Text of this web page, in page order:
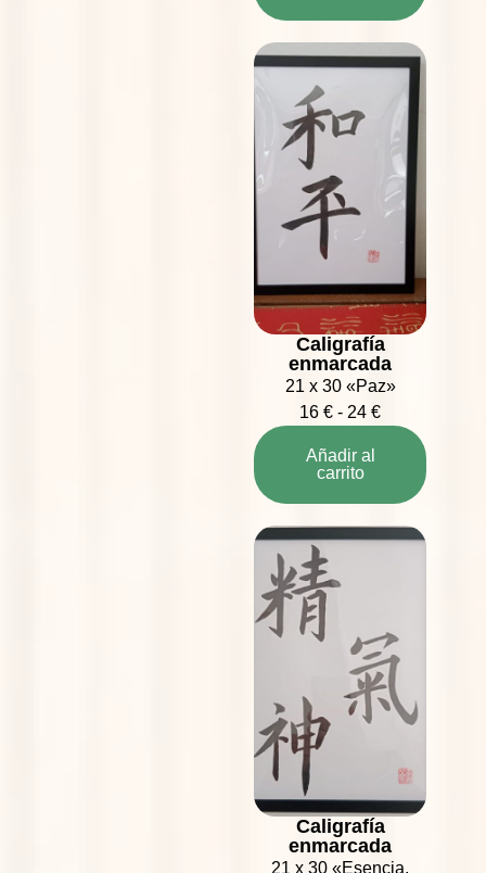
Caligrafía
enmarcada
21 x 30 «Paz»
16€ - 24€
Añadir al
carrito
Caligrafía
enmarcada
21 x 30 «Esencia,